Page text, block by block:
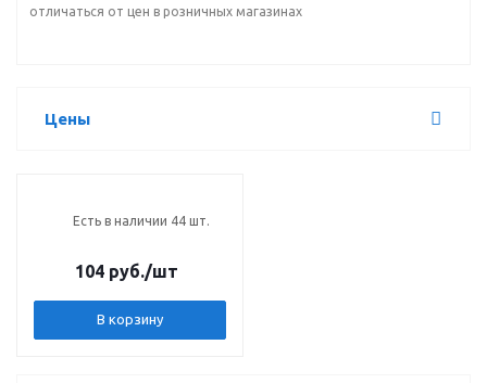
отличаться от цен в розничных магазинах
Цены
Есть в наличии 44 шт.
104 руб./шт
В корзину